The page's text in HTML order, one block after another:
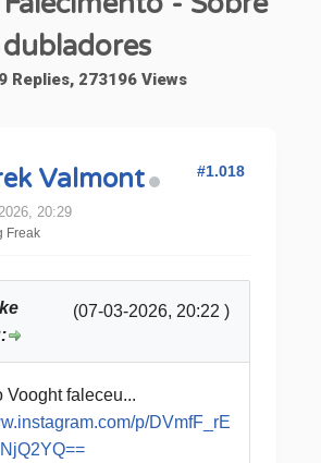
dubladores
Replies, 273196 Views
Valmont
20:29
Freak
#1.018
(07-03-2026, 20:22 )
Vooght faleceu...
p/DVmfF_rE